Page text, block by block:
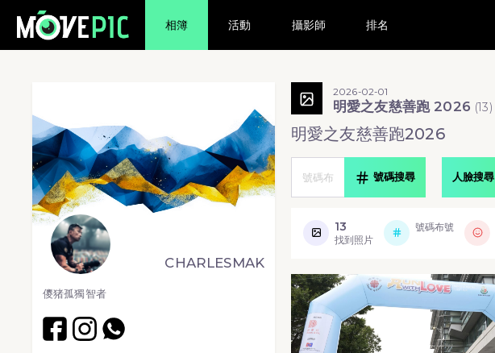
相簿 活動 攝影師 排名
CHARLESMAK
儍猪孤獨智者
2026-02-01
明愛之友慈善跑 2026 (13)
明愛之友慈善跑2026
號碼搜尋 人臉搜尋
13
找到照片
號碼布號